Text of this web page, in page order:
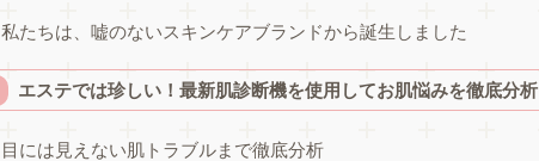
私たちは、嘘のないスキンケアブランドから誕生しました
エステでは珍しい！最新肌診断機を使用してお肌悩みを徹底分析
目には見えない肌トラブルまで徹底分析